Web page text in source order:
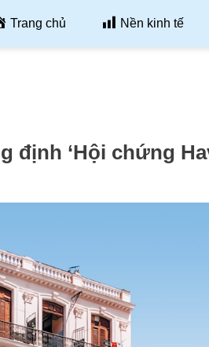
Trang chủ Nền kinh tế
định ‘Hội chứng